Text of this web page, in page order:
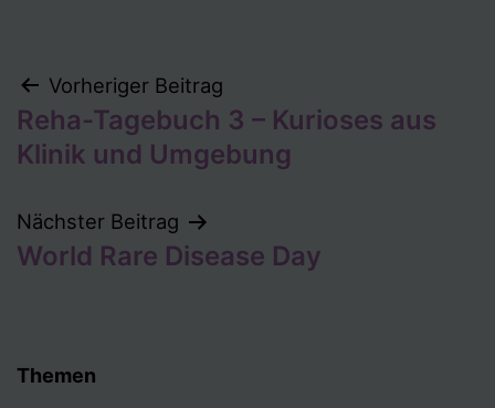
Beitragsnavigation
Vorheriger Beitrag
Reha-Tagebuch 3 – Kurioses aus
Klinik und Umgebung
Nächster Beitrag
World Rare Disease Day
Themen